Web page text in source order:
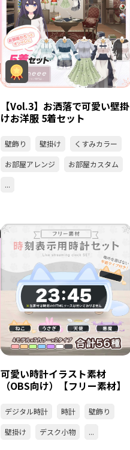
【Vol.3】お洒落で可愛い壁掛
けお洋服 5着セット
壁飾り 壁掛け
くすみカラー
お部屋アレンジ
お部屋カスタム
...
可愛い時計イラスト素材
（OBS向け）【フリー素材】
デジタル時計 時計
壁飾り
壁掛け
デスク小物 ...